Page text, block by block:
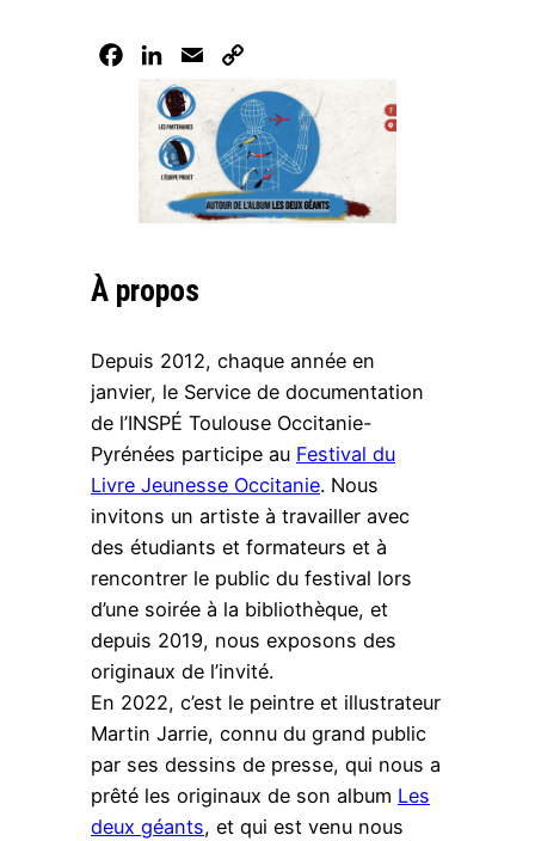
FacebookLinkedIn
Email
Link
À propos
Depuis 2012, chaque année en
janvier, le Service de documentation
de l’INSPÉ Toulouse Occitanie-
Pyrénées participe au Festival du
Livre Jeunesse Occitanie. Nous
invitons un artiste à travailler avec
des étudiants et formateurs et à
rencontrer le public du festival lors
d’une soirée à la bibliothèque, et
depuis 2019, nous exposons des
originaux de l’invité.
En 2022, c’est le peintre et illustrateur
Martin Jarrie, connu du grand public
par ses dessins de presse, qui nous a
prêté les originaux de son album Les
deux géants, et qui est venu nous